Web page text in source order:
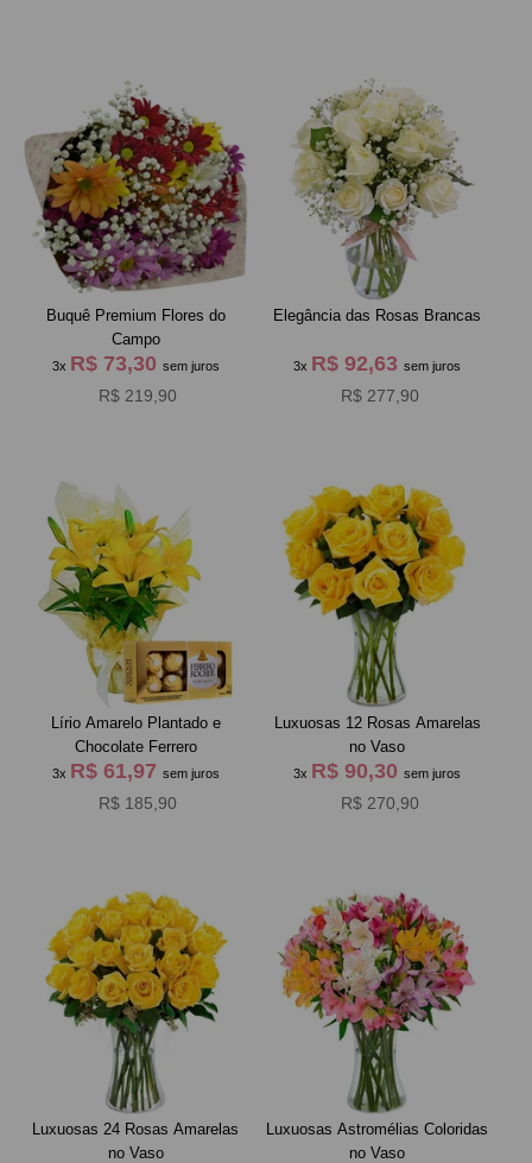
Buquê Premium Flores do
Campo
3x R$ 73,30 sem juros
R$ 219,90
Elegância das Rosas Brancas
3x R$ 92,63sem juros
R$ 277,90
Lírio Amarelo Plantado e
Chocolate Ferrero
3x R$ 61,97 sem juros
R$ 185,90
Luxuosas 12 Rosas Amarelas
no Vaso
3x R$ 90,30sem juros
R$ 270,90
Luxuosas 24 Rosas Amarelas
no Vaso
Luxuosas Astromélias Coloridas
no Vaso